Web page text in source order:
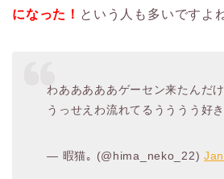
になった！ という人も多いですよ
わあああああゲーセン来たんだ
うっせえわ流れてるうううう好き
— 暇猫｡ (@hima_neko_22)